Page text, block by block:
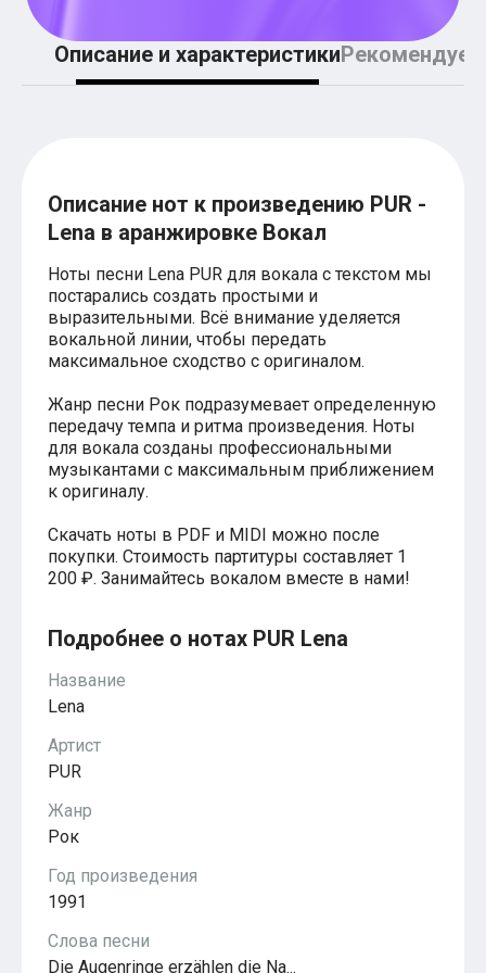
Легкие аккорды (простые песни)
Аккорды со словами (вокал)
Клава Кока
Пицца
Анжелика Варум
Алексей Чумаков
Леонид Агутин
Тематические
Из фильмов
Аватар: Путь воды
Титаник
Гарри Поттер
Реквием по мечте
Пираты Карибского моря
Сумерки
Величайший шоумен
Ла ла Ленд
Ромео и Джульетта (1968)
Бумер
Аладдин (2019)
Король лев (2019)
Брат-2
Властелин колец: Братство Кольца
Классическая музыка
Времена года - Вивальди
Сонаты Бетховена
Ноты для вальса
Король лев
Холодное сердце
Описание и характеристикиРекомендуем
Описание нот к произведению PUR -
Lena в аранжировке Вокал
Ноты песни Lena PUR для вокала с текстом мы
постарались создать простыми и
выразительными. Всё внимание уделяется
вокальной линии, чтобы передать
максимальное сходство с оригиналом.
Жанр песни Рок подразумевает определенную
передачу темпа и ритма произведения. Ноты
для вокала созданы профессиональными
музыкантами с максимальным приближением
к оригиналу.
Скачать ноты в PDF и MIDI можно после
покупки. Стоимость партитуры составляет 1
200 ₽. Занимайтесь вокалом вместе в нами!
Подробнее о нотах PUR Lena
Название
Lena
Артист
PUR
Жанр
Рок
Год произведения
1991
Слова песни
Die Augenringe erzählen die Na...